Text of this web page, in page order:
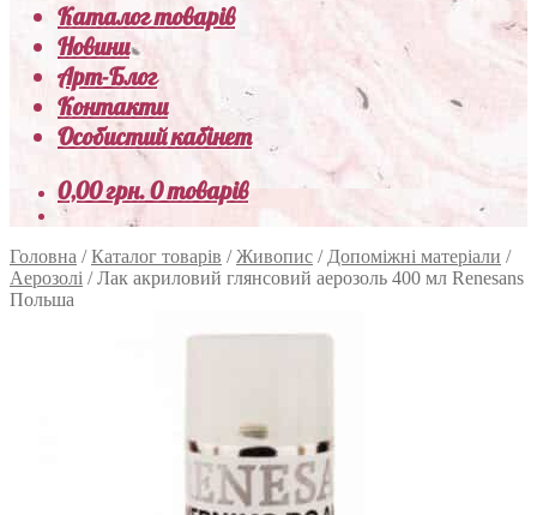
Каталог товарів
Новини
Арт-Блог
Контакти
Особистий кабінет
0,00грн.0 товарів
Головна /Каталог товарів /Живопис / Допоміжні матеріали /
Аерозолі /Лак акриловий глянсовий аерозоль 400 мл Renesans
Польша